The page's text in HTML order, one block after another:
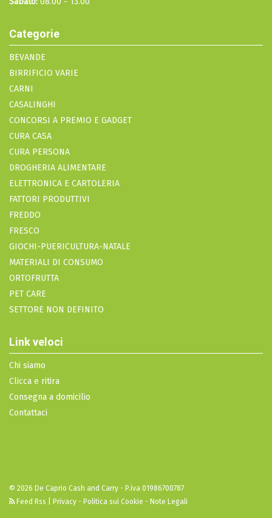
Categorie
BEVANDE
BIRRIFICIO VARIE
CARNI
CASALINGHI
CONCORSI A PREMIO E GADGET
CURA CASA
CURA PERSONA
DROGHERIA ALIMENTARE
ELETTRONICA E CARTOLERIA
FATTORI PRODUTTIVI
FREDDO
FRESCO
GIOCHI-PUERICULTURA-NATALE
MATERIALI DI CONSUMO
ORTOFRUTTA
PET CARE
SETTORE NON DEFINITO
Link veloci
Chi siamo
Clicca e ritira
Consegna a domicilio
Contattaci
© 2026 De Caprio Cash and Carry - P.iva 01986700787
Feed Rss
Privacy - Politica sui Cookie - Note Legali